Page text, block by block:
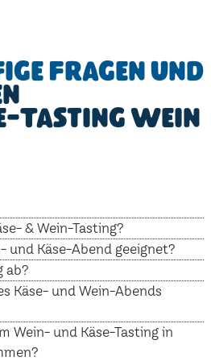
Fragen und
Tasting Wein
& Wein-Tasting?
und Käse-Abend geeignet?
ab?
Käse- und Wein-Abends
Wein- und Käse-Tasting in